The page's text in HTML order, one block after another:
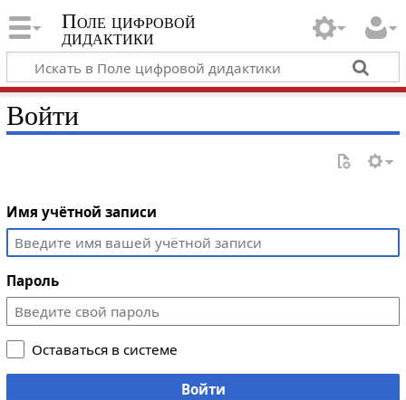
Поле цифровой
дидактики
Войти
Имя учётной записи
Пароль
Оставаться в системе
Войти